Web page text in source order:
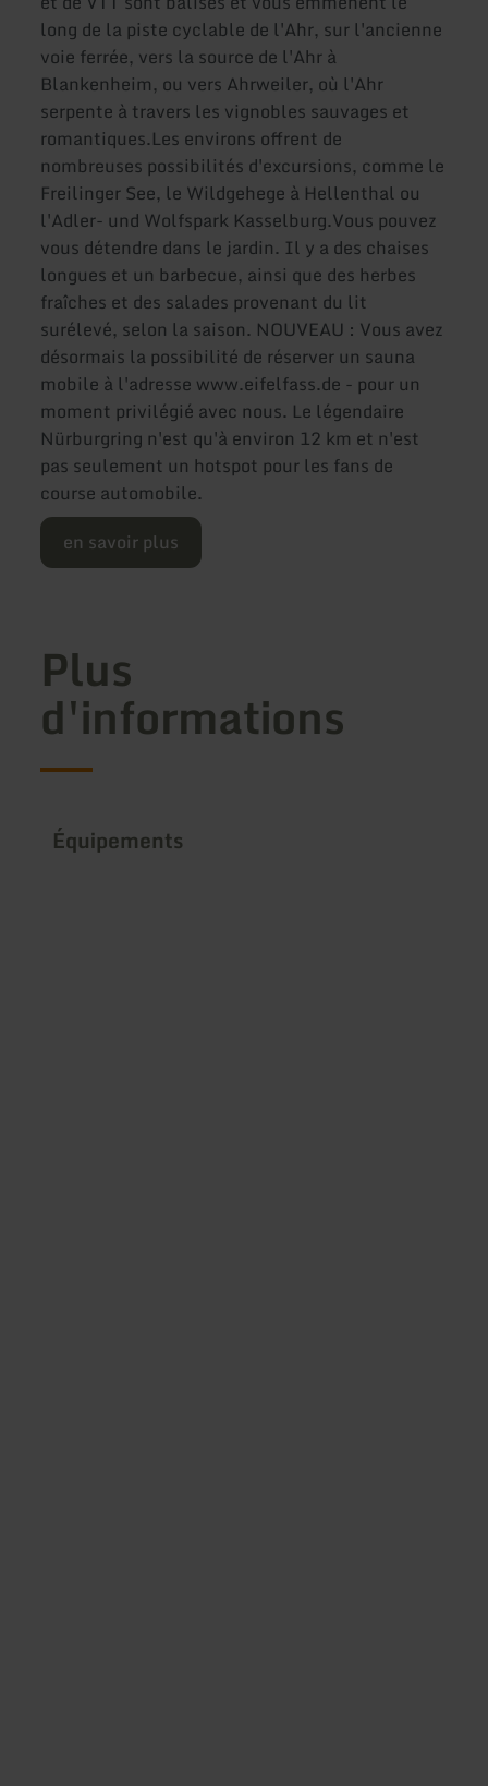
long de la piste cyclable de l'Ahr, sur l'ancienne
voie ferrée, vers la source de l'Ahr à
Blankenheim, ou vers Ahrweiler, où l'Ahr
serpente à travers les vignobles sauvages et
romantiques.Les environs offrent de
nombreuses possibilités d'excursions, comme le
Freilinger See, le Wildgehege à Hellenthal ou
l'Adler- und Wolfspark Kasselburg.Vous pouvez
vous détendre dans le jardin. Il y a des chaises
longues et un barbecue, ainsi que des herbes
fraîches et des salades provenant du lit
surélevé, selon la saison. NOUVEAU : Vous avez
désormais la possibilité de réserver un sauna
mobile à l'adresse www.eifelfass.de - pour un
moment privilégié avec nous. Le légendaire
Nürburgring n'est qu'à environ 12 km et n'est
pas seulement un hotspot pour les fans de
course automobile.
en savoir plus
Plus
d'informations
Équipements